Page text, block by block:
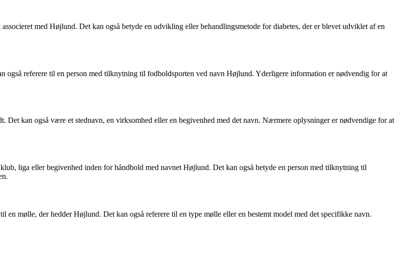
med Højlund. Det kan også betyde en udvikling eller behandlingsmetode for diabetes, der er blevet udviklet af en
referere til en person med tilknytning til fodboldsporten ved navn Højlund. Yderligere information er nødvendig for at
kan også være et stednavn, en virksomhed eller en begivenhed med det navn. Nærmere oplysninger er nødvendige for at
liga eller begivenhed inden for håndbold med navnet Højlund. Det kan også betyde en person med tilknytning til
mølle, der hedder Højlund. Det kan også referere til en type mølle eller en bestemt model med det specifikke navn.